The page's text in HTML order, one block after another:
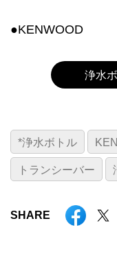
●KENWOOD
浄水
*浄水ボトル
トランシーバー
SHARE